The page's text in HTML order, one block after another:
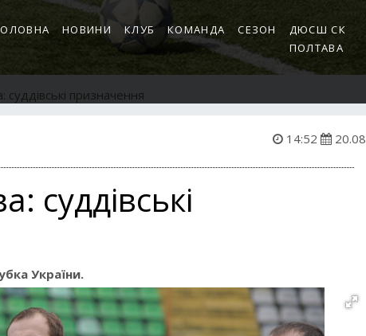
НОВИНИ КЛУБ КОМАНДА СЕЗОН
ДЮСШ СК
ПОЛТАВА
призначення
14:52 20.08
суддівські
України.